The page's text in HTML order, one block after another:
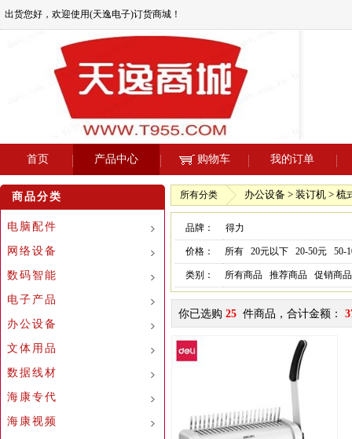
出货您好，欢迎使用(天逸电子)订货商城！
首页 产品中心 购物车 我的订单
商品分类
电脑配件
网络设备
数码智能
电子产品
办公设备
文体用品
数据线材
海康专代
海康视频
所有分类 办公设备 > 装订机 > 梳
品牌： 得力
价格： 所有 20元以下 20-50元 50-
类别： 所有商品 推荐商品 促销商品
你已选购 25 件商品，合计金额：